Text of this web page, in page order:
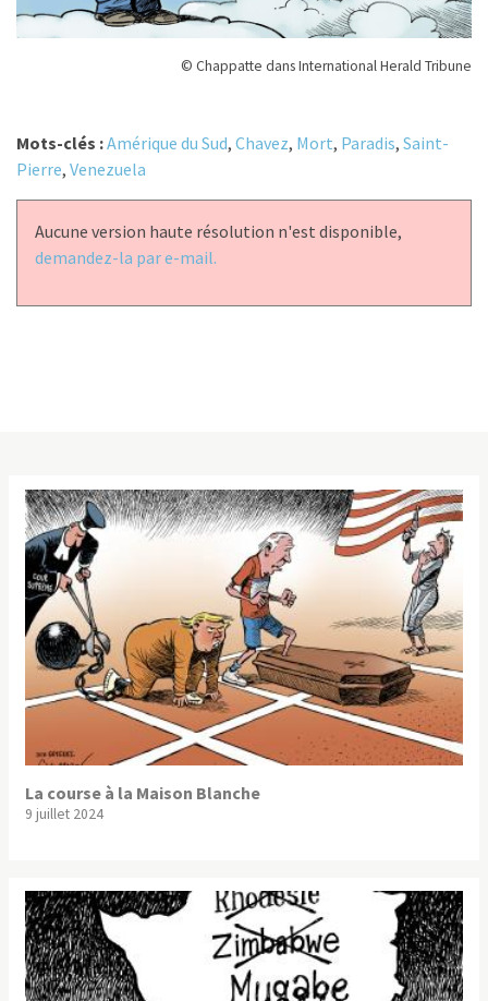
© Chappatte dans International Herald Tribune
Mots-clés :Amérique du Sud, Chavez, Mort, Paradis, Saint-
Pierre, Venezuela
Aucune version haute résolution n'est disponible,
demandez-la par e-mail.
La course à la Maison Blanche
9 juillet 2024